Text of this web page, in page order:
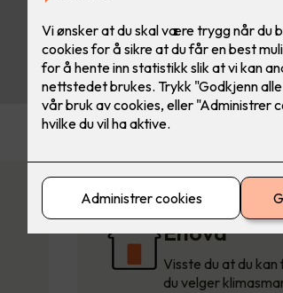
Enova
Visste du at du
du velger